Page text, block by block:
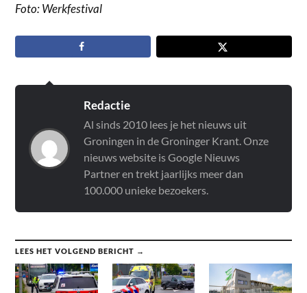
Foto: Werkfestival
Redactie
Al sinds 2010 lees je het nieuws uit
Groningen in de Groninger Krant. Onze
nieuws website is Google Nieuws
Partner en trekt jaarlijks meer dan
100.000 unieke bezoekers.
LEES HET VOLGEND BERICHT →